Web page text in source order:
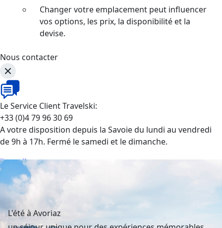
Changer votre emplacement peut influencer
vos options, les prix, la disponibilité et la
devise.
Nous contacter
Le Service Client Travelski:
+33 (0)4 79 96 30 69
A votre disposition depuis la Savoie du lundi au vendredi
de 9h à 17h. Fermé le samedi et le dimanche.
J'appelle
L'été à Avoriaz